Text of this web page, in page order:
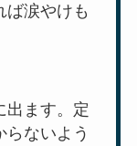
ば涙やけも
出ます。定
ないよう